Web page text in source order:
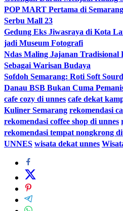
POP MART Pertama di
Serbu Mall 23
Gedung Eks Jiwasraya di Kota
jadi Museum Fotografi
Ndas Maling Jajanan Tradisional
Sebagai Warisan Budaya
Sofdoh Semarang: Roti Soft
Danau BSB Bukan Cuma
cafe cozy di unnes cafe dekat
Kuliner Semarang rekomendasi
rekomendasi coffee shop di unnes
rekomendasi tempat nongkrong
UNNES wisata dekat unnes